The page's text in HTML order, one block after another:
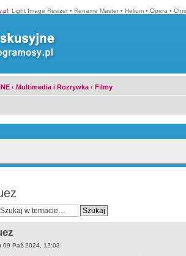
: Light Image Resizer • Rename Master • Helium • Opera •
‹ Multimedia i Rozrywka ‹ Filmy
09 Paź 2024, 12:03